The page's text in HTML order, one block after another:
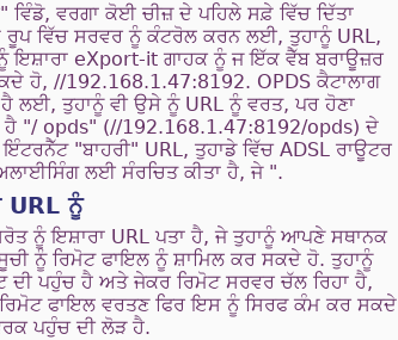
ਵਿੰਡੋ, ਵਰਗਾ ਕੋਈ ਚੀਜ਼ ਦੇ ਪਹਿਲੇ ਸਫ਼ੇ ਵਿੱਚ ਦਿੱਤਾ
ਵਿੱਚ ਸਰਵਰ ਨੂੰ ਕੰਟਰੋਲ ਕਰਨ ਲਈ, ਤੁਹਾਨੂੰ URL,
ਇਸ਼ਾਰਾ eXport-it ਗਾਹਕ ਨੂੰ ਜ ਇੱਕ ਵੈੱਬ ਬਰਾਊਜ਼ਰ
ਹੋ, //192.168.1.47:8192. OPDS ਕੈਟਾਲਾਗ
ਲਈ, ਤੁਹਾਨੂੰ ਵੀ ਉਸੇ ਨੂੰ URL ਨੂੰ ਵਰਤ, ਪਰ ਹੋਣਾ
ਹੈ "/ opds" (//192.168.1.47:8192/opds) ਦੇ
"ਬਾਹਰੀ" URL, ਤੁਹਾਡੇ ਵਿੱਚ ADSL ਰਾਊਟਰ
ਲਈ ਸੰਰਚਿਤ ਕੀਤਾ ਹੈ, ਜੇ ".
URL ਨੂੰ
ਨੂੰ ਇਸ਼ਾਰਾ URL ਪਤਾ ਹੈ, ਜੇ ਤੁਹਾਨੂੰ ਆਪਣੇ ਸਥਾਨਕ
ਨੂੰ ਰਿਮੋਟ ਫਾਇਲ ਨੂੰ ਸ਼ਾਮਿਲ ਕਰ ਸਕਦੇ ਹੋ. ਤੁਹਾਨੂੰ
ਦੀ ਪਹੁੰਚ ਹੈ ਅਤੇ ਜੇਕਰ ਰਿਮੋਟ ਸਰਵਰ ਚੱਲ ਰਿਹਾ ਹੈ,
ਫਾਇਲ ਵਰਤਣ ਫਿਰ ਇਸ ਨੂੰ ਸਿਰਫ ਕੰਮ ਕਰ ਸਕਦੇ
ਪਹੁੰਚ ਦੀ ਲੋੜ ਹੈ.